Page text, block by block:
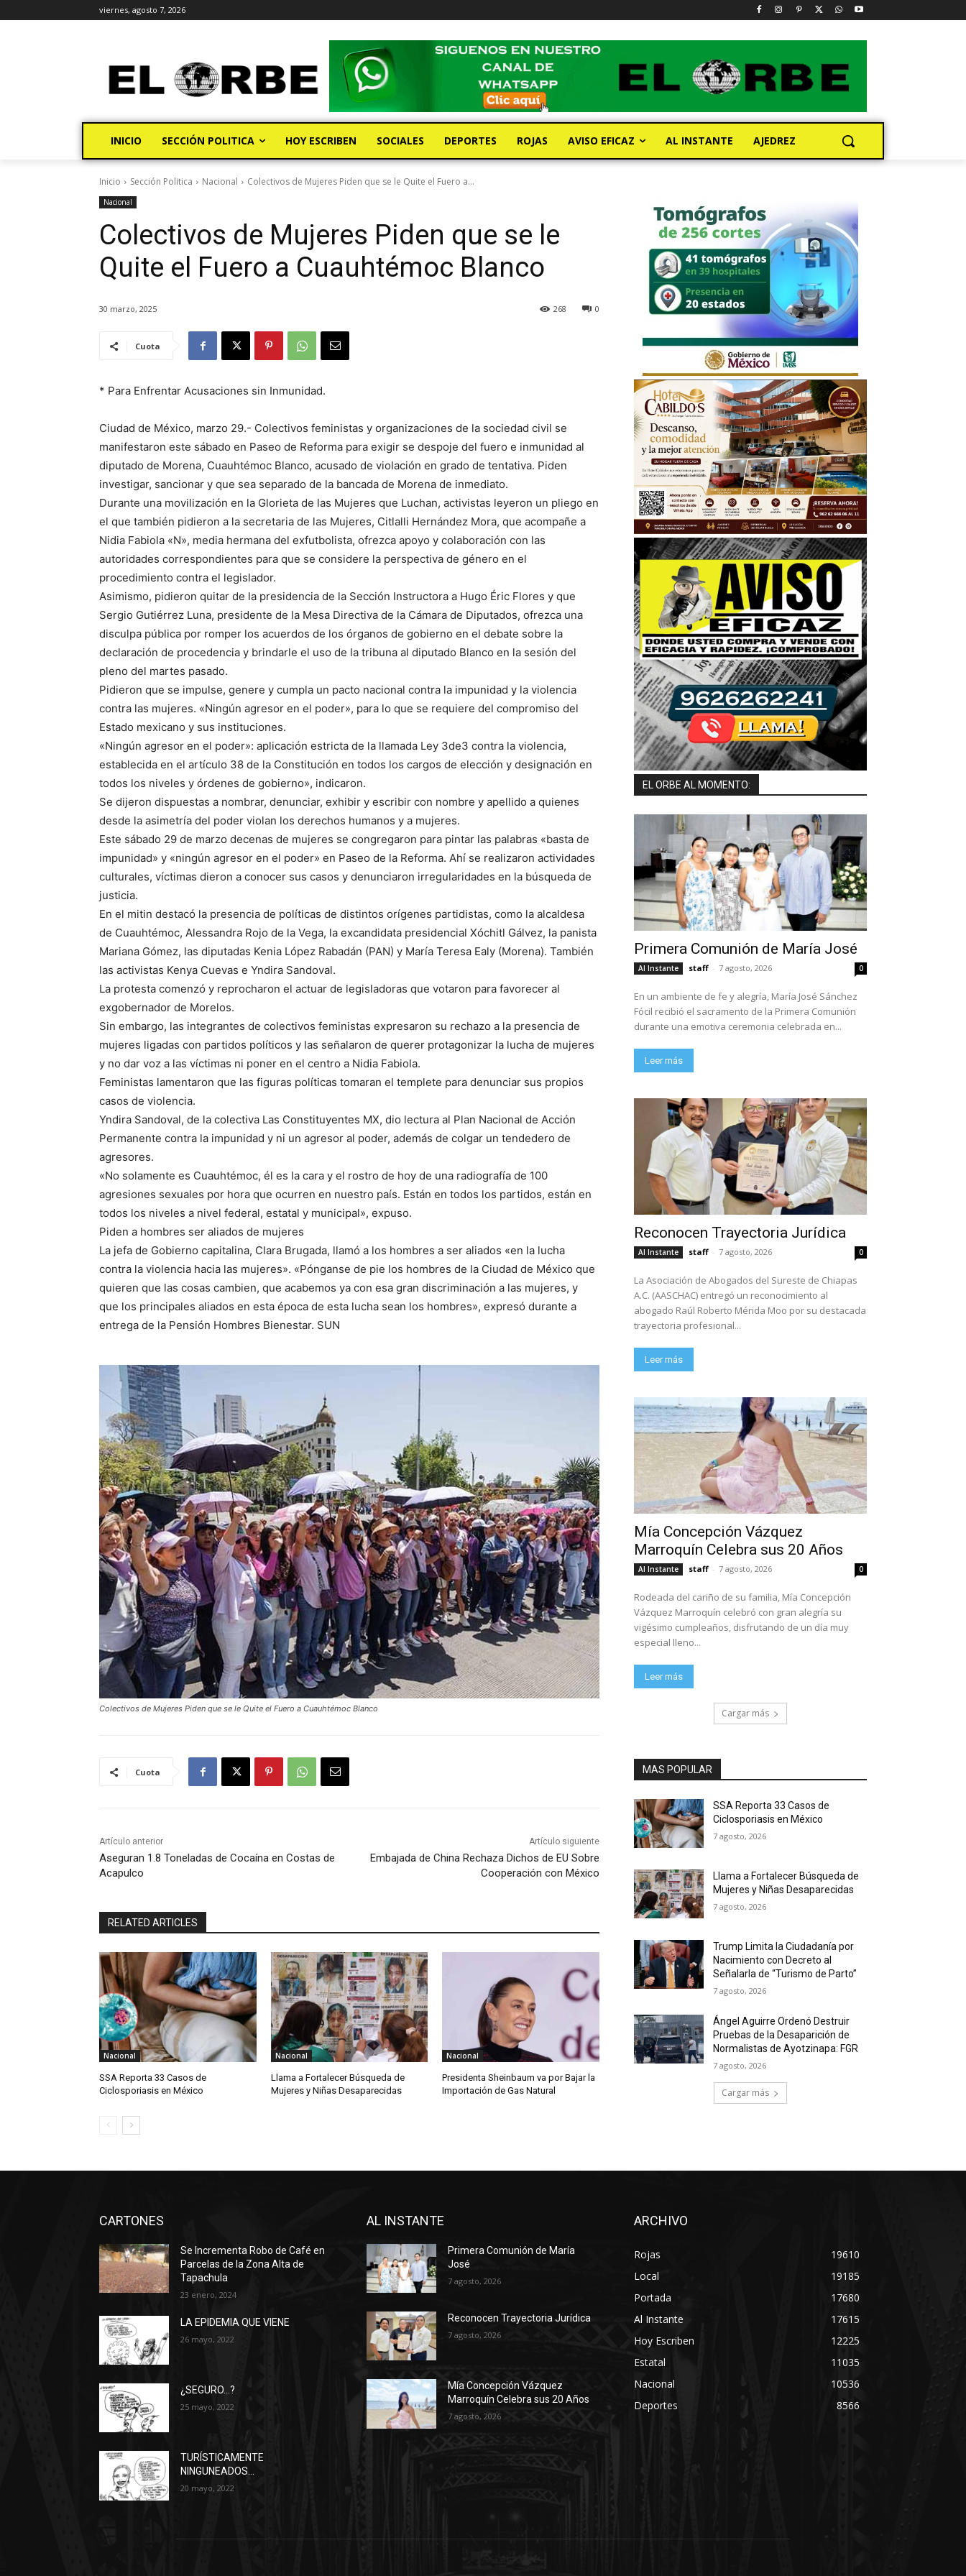
viernes, agosto 7, 2026
INICIO SECCIÓN POLITICA HOY ESCRIBEN SOCIALES DEPORTES ROJAS AVISO EFICAZ AL INSTANTE AJEDREZ
Inicio Sección Politica Nacional Colectivos de Mujeres Piden que se le Quite el Fuero a...
Nacional
Colectivos de Mujeres Piden que se le
Quite el Fuero a Cuauhtémoc Blanco
30 marzo, 2025 0
268
Cuota
* Para Enfrentar Acusaciones sin Inmunidad.
Ciudad de México, marzo 29.- Colectivos feministas y organizaciones de la sociedad civil se
manifestaron este sábado en Paseo de Reforma para exigir se despoje del fuero e inmunidad al
diputado de Morena, Cuauhtémoc Blanco, acusado de violación en grado de tentativa. Piden
investigar, sancionar y que sea separado de la bancada de Morena de inmediato.
Durante una movilización en la Glorieta de las Mujeres que Luchan, activistas leyeron un pliego en
el que también pidieron a la secretaria de las Mujeres, Citlalli Hernández Mora, que acompañe a
Nidia Fabiola «N», media hermana del exfutbolista, ofrezca apoyo y colaboración con las
autoridades correspondientes para que se considere la perspectiva de género en el
procedimiento contra el legislador.
Asimismo, pidieron quitar de la presidencia de la Sección Instructora a Hugo Éric Flores y que
Sergio Gutiérrez Luna, presidente de la Mesa Directiva de la Cámara de Diputados, ofrezca una
disculpa pública por romper los acuerdos de los órganos de gobierno en el debate sobre la
declaración de procedencia y brindarle el uso de la tribuna al diputado Blanco en la sesión del
pleno del martes pasado.
Pidieron que se impulse, genere y cumpla un pacto nacional contra la impunidad y la violencia
contra las mujeres. «Ningún agresor en el poder», para lo que se requiere del compromiso del
Estado mexicano y sus instituciones.
«Ningún agresor en el poder»: aplicación estricta de la llamada Ley 3de3 contra la violencia,
establecida en el artículo 38 de la Constitución en todos los cargos de elección y designación en
todos los niveles y órdenes de gobierno», indicaron.
Se dijeron dispuestas a nombrar, denunciar, exhibir y escribir con nombre y apellido a quienes
desde la asimetría del poder violan los derechos humanos y a mujeres.
Este sábado 29 de marzo decenas de mujeres se congregaron para pintar las palabras «basta de
impunidad» y «ningún agresor en el poder» en Paseo de la Reforma. Ahí se realizaron actividades
culturales, víctimas dieron a conocer sus casos y denunciaron irregularidades en la búsqueda de
justicia.
En el mitin destacó la presencia de políticas de distintos orígenes partidistas, como la alcaldesa
de Cuauhtémoc, Alessandra Rojo de la Vega, la excandidata presidencial Xóchitl Gálvez, la panista
Mariana Gómez, las diputadas Kenia López Rabadán (PAN) y María Teresa Ealy (Morena). También
las activistas Kenya Cuevas e Yndira Sandoval.
La protesta comenzó y reprocharon el actuar de legisladoras que votaron para favorecer al
exgobernador de Morelos.
Sin embargo, las integrantes de colectivos feministas expresaron su rechazo a la presencia de
mujeres ligadas con partidos políticos y las señalaron de querer protagonizar la lucha de mujeres
y no dar voz a las víctimas ni poner en el centro a Nidia Fabiola.
Feministas lamentaron que las figuras políticas tomaran el templete para denunciar sus propios
casos de violencia.
Yndira Sandoval, de la colectiva Las Constituyentes MX, dio lectura al Plan Nacional de Acción
Permanente contra la impunidad y ni un agresor al poder, además de colgar un tendedero de
agresores.
«No solamente es Cuauhtémoc, él es la cara y el rostro de hoy de una radiografía de 100
agresiones sexuales por hora que ocurren en nuestro país. Están en todos los partidos, están en
todos los niveles a nivel federal, estatal y municipal», expuso.
Piden a hombres ser aliados de mujeres
La jefa de Gobierno capitalina, Clara Brugada, llamó a los hombres a ser aliados «en la lucha
contra la violencia hacia las mujeres». «Pónganse de pie los hombres de la Ciudad de México que
quieren que las cosas cambien, que acabemos ya con esa gran discriminación a las mujeres, y
que los principales aliados en esta época de esta lucha sean los hombres», expresó durante a
entrega de la Pensión Hombres Bienestar. SUN
Colectivos de Mujeres Piden que se le Quite el Fuero a Cuauhtémoc Blanco
Cuota
Artículo anterior
Aseguran 1.8 Toneladas de Cocaína en Costas de
Acapulco
Artículo siguiente
Embajada de China Rechaza Dichos de EU Sobre
Cooperación con México
RELATED ARTICLES
Nacional
SSA Reporta 33 Casos de
Ciclosporiasis en México
Nacional
Llama a Fortalecer Búsqueda de
Mujeres y Niñas Desaparecidas
Nacional
Presidenta Sheinbaum va por Bajar la
Importación de Gas Natural
EL ORBE AL MOMENTO:
Primera Comunión de María José
Al Instante staff - 7 agosto, 2026 0
En un ambiente de fe y alegría, María José Sánchez
Fócil recibió el sacramento de la Primera Comunión
durante una emotiva ceremonia celebrada en...
Leer más
Reconocen Trayectoria Jurídica
Al Instante staff - 7 agosto, 2026 0
La Asociación de Abogados del Sureste de Chiapas
A.C. (AASCHAC) entregó un reconocimiento al
abogado Raúl Roberto Mérida Moo por su destacada
trayectoria profesional...
Leer más
Mía Concepción Vázquez
Marroquín Celebra sus 20 Años
Al Instante staff - 7 agosto, 2026 0
Rodeada del cariño de su familia, Mía Concepción
Vázquez Marroquín celebró con gran alegría su
vigésimo cumpleaños, disfrutando de un día muy
especial lleno...
Leer más
Cargar más
MAS POPULAR
SSA Reporta 33 Casos de
Ciclosporiasis en México
7 agosto, 2026
Llama a Fortalecer Búsqueda de
Mujeres y Niñas Desaparecidas
7 agosto, 2026
Trump Limita la Ciudadanía por
Nacimiento con Decreto al
Señalarla de “Turismo de Parto”
7 agosto, 2026
Ángel Aguirre Ordenó Destruir
Pruebas de la Desaparición de
Normalistas de Ayotzinapa: FGR
7 agosto, 2026
Cargar más
CARTONES
Se Incrementa Robo de Café en
Parcelas de la Zona Alta de
Tapachula
23 enero, 2024
LA EPIDEMIA QUE VIENE
26 mayo, 2022
¿SEGURO…?
25 mayo, 2022
TURÍSTICAMENTE
NINGUNEADOS…
20 mayo, 2022
AL INSTANTE
Primera Comunión de María
José
7 agosto, 2026
Reconocen Trayectoria Jurídica
7 agosto, 2026
Mía Concepción Vázquez
Marroquín Celebra sus 20 Años
7 agosto, 2026
ARCHIVO
Rojas
19610
Local
19185
Portada
17680
Al Instante
17615
Hoy Escriben
12225
Estatal
11035
Nacional
10536
Deportes
8566